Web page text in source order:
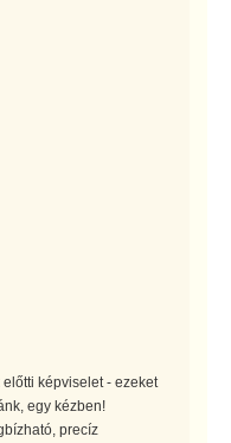
képviselet - ezeket
egy kézben!
precíz